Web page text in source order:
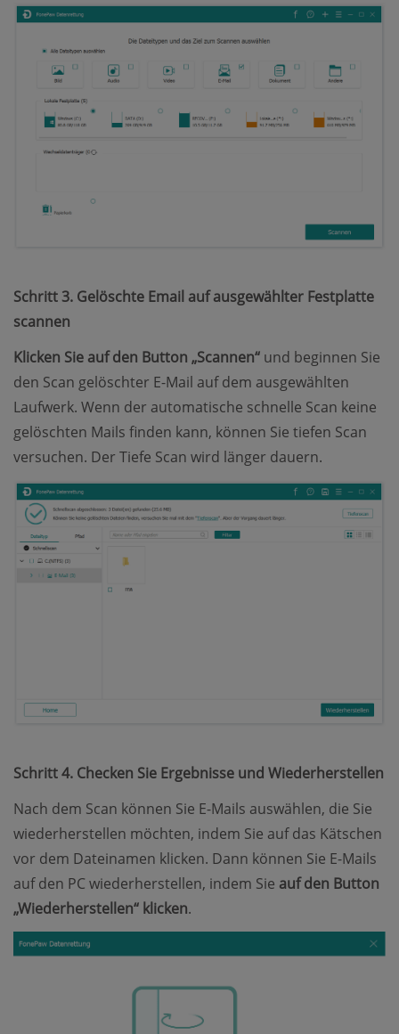
Schritt 3. Gelöschte Email auf ausgewählter Festplatte
scannen
Klicken Sie auf den Button „Scannen“ und beginnen Sie
den Scan gelöschter E-Mail auf dem ausgewählten
Laufwerk. Wenn der automatische schnelle Scan keine
gelöschten Mails finden kann, können Sie tiefen Scan
versuchen. Der Tiefe Scan wird länger dauern.
Schritt 4. Checken Sie Ergebnisse und Wiederherstellen
Nach dem Scan können Sie E-Mails auswählen, die Sie
wiederherstellen möchten, indem Sie auf das Kätschen
vor dem Dateinamen klicken. Dann können Sie E-Mails
auf den PC wiederherstellen, indem Sie auf den Button
„Wiederherstellen“ klicken.